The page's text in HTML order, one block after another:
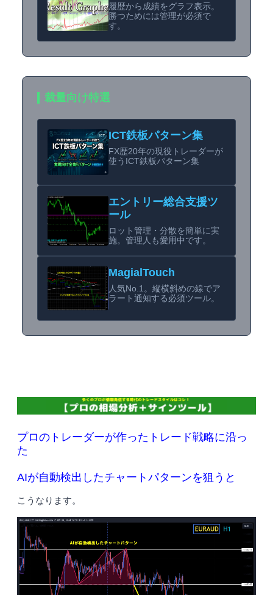
履歴から成績をグラフ表示。
勝つためには管理が必須で
す。
裁量向け特選
ICT鉄板パターン集
FX歴20年の現役トレーダーが
使うICT鉄板パターン集
エントリー総合支援ツ
ール
ロット管理・分散を簡単に実
施。管理人も愛用中です。
MagialTouch
人気No.1。縦横斜めの線でア
ラート通知する必須ツール。
プロのトレーダーが作ったトレード戦略に沿っ
た
AIが自動検出したチャートパターンを狙うと
こうなります。